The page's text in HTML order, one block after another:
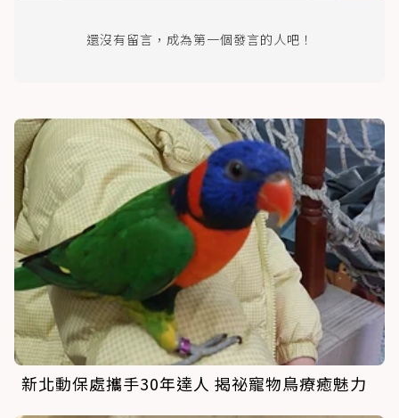
還沒有留言，成為第一個發言的人吧！
新北動保處攜手30年達人 揭祕寵物鳥療癒魅力